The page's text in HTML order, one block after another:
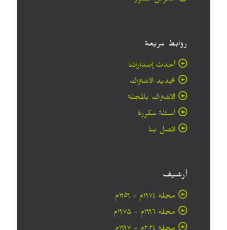
روابط سريعة
أحدث إصداراتنا
تجديد الاشتراك
الاشتراك بالمجلة
أسئلة مكررة
اتصل بنا
أرشيف
مجلة ۱۹۷٤م - ١٩٥٩م
مجلة ۱۹۹٦م - ۱۹۷۵م